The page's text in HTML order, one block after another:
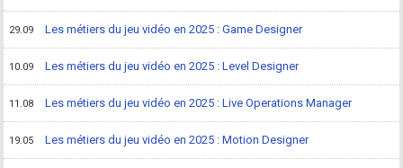
29.09 Les métiers du jeu vidéo en 2025 : Game Designer
10.09 Les métiers du jeu vidéo en 2025 : Level Designer
11.08 Les métiers du jeu vidéo en 2025 : Live Operations Manager
19.05 Les métiers du jeu vidéo en 2025 : Motion Designer